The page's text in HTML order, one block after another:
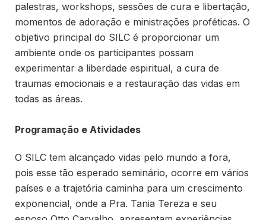
palestras, workshops, sessões de cura e libertação,
momentos de adoração e ministrações proféticas. O
objetivo principal do SILC é proporcionar um
ambiente onde os participantes possam
experimentar a liberdade espiritual, a cura de
traumas emocionais e a restauração das vidas em
todas as áreas.
Programação e Atividades
O SILC tem alcançado vidas pelo mundo a fora,
pois esse tão esperado seminário, ocorre em vários
países e a trajetória caminha para um crescimento
exponencial, onde a Pra. Tania Tereza e seu